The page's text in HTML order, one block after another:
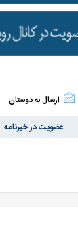
ارسال به دوستان
عضویت در خبرنامه